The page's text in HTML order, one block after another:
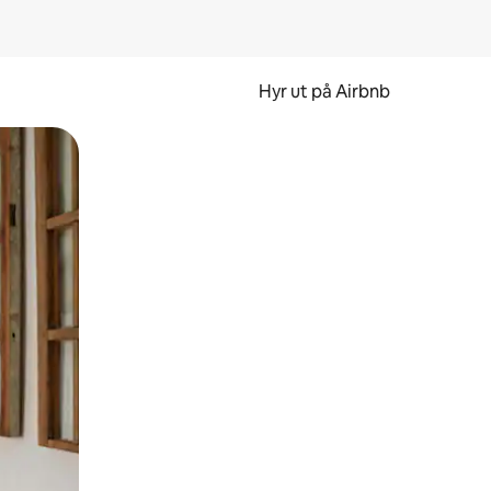
Hyr ut på Airbnb